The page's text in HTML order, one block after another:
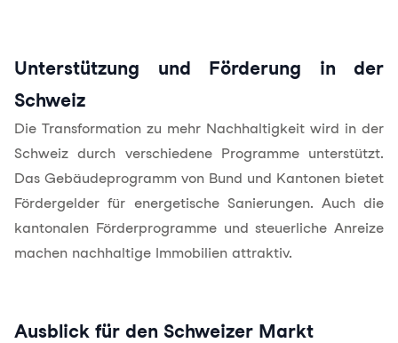
Unterstützung und Förderung in der
Schweiz
Die Transformation zu mehr Nachhaltigkeit wird in der
Schweiz durch verschiedene Programme unterstützt.
Das Gebäudeprogramm von Bund und Kantonen bietet
Fördergelder für energetische Sanierungen. Auch die
kantonalen Förderprogramme und steuerliche Anreize
machen nachhaltige Immobilien attraktiv.
Ausblick für den Schweizer Markt